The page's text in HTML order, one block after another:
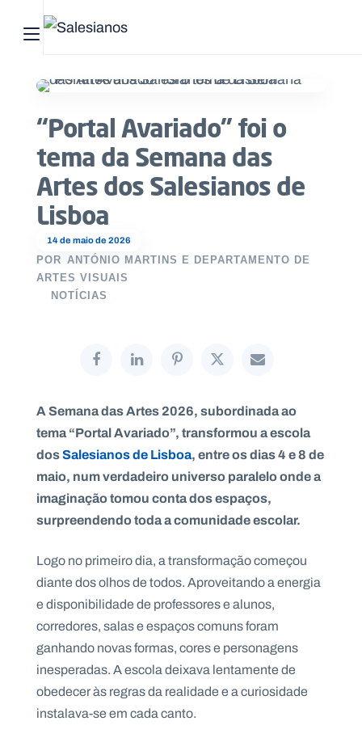
Abrir menu principal
14 de maio de 2026
“Portal Avariado” foi o
tema da Semana das
Artes dos Salesianos de
Lisboa
POR ANTÓNIO MARTINS E DEPARTAMENTO DE
ARTES VISUAIS
NOTÍCIAS
A Semana das Artes 2026, subordinada ao
tema “Portal Avariado”, transformou a escola
dosSalesianos de Lisboa, entre os dias 4 e 8 de
maio, num verdadeiro universo paralelo onde a
imaginação tomou conta dos espaços,
surpreendendo toda a comunidade escolar.
Logo no primeiro dia, a transformação começou
diante dos olhos de todos. Aproveitando a energia
e disponibilidade de professores e alunos,
corredores, salas e espaços comuns foram
ganhando novas formas, cores e personagens
inesperadas. A escola deixava lentamente de
obedecer às regras da realidade e a curiosidade
instalava-se em cada canto.
Pesquisar no site
Início
Quem
somos
O
que
fazemos
Notícias
P
O
T
L
N
A
C
A
S
a
e
s
a
n
s